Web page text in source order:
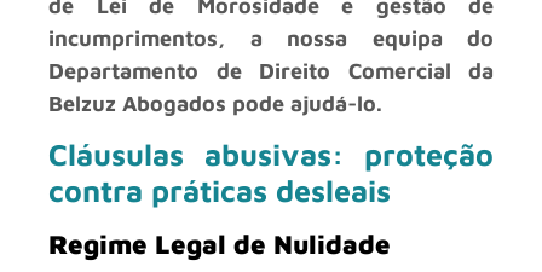
de Lei de Morosidade e gestão de
incumprimentos, a nossa equipa do
Departamento de Direito Comercial da
Belzuz Abogados pode ajudá-lo.
Cláusulas abusivas: proteção
contra práticas desleais
Regime Legal de Nulidade